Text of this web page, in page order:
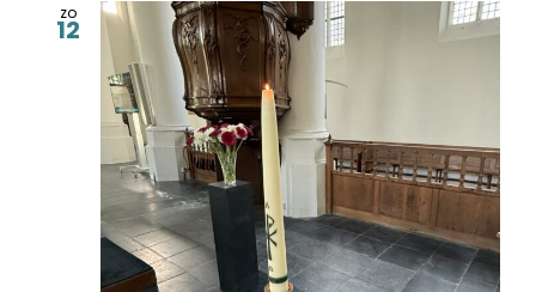
zo
12